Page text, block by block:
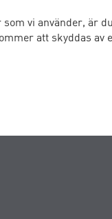
vi använder, är
att skyddas av